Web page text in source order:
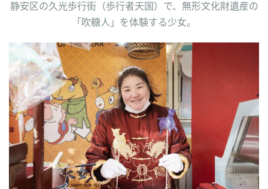
静安区の久光歩行街（歩行者天国）で、無形文化財遺産の
「吹糖人」を体験する少女。